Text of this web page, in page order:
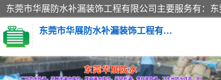
东莞市华展防水补漏装饰工程有限公司